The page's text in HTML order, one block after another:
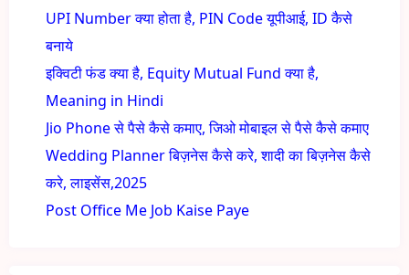
UPI Number क्या होता है, PIN Code यूपीआई, ID कैसे
बनाये
इक्विटी फंड क्या है, Equity Mutual Fund क्या है,
Meaning in Hindi
Jio Phone से पैसे कैसे कमाए, जिओ मोबाइल से पैसे कैसे कमाए
Wedding Planner बिज़नेस कैसे करे, शादी का बिज़नेस कैसे
करे, लाइसेंस,2025
Post Office Me Job Kaise Paye